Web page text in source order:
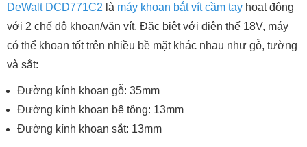
DeWalt DCD771C2 là máy khoan bắt vít cầm tay hoạt động
với 2 chế độ khoan/vặn vít. Đặc biệt với điện thế 18V, máy
có thể khoan tốt trên nhiều bề mặt khác nhau như gỗ, tường
và sắt:
Đường kính khoan gỗ: 35mm
Đường kính khoan bê tông: 13mm
Đường kính khoan sắt: 13mm